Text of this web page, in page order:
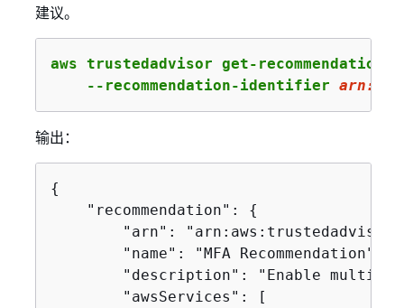
建议。
aws trustedadvisor get-recommendation \
    --recommendation-identifier
arn
输出：
{
    "recommendation":
{
"arn":
        "name": "MFA Recommendation",
"description": "Enable multi-
        "awsServices": [